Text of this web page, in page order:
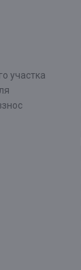
участка